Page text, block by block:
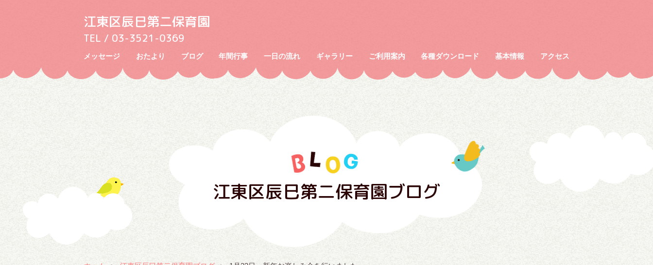
江東区辰巳第二保育園
TEL / 03-3521-0369
メッセージ おたより ブログ 年間行事 一日の流れ ギャラリー ご利用案内 各種ダウンロード 基本情報 アクセス
江東区辰巳第二保育園ブログ